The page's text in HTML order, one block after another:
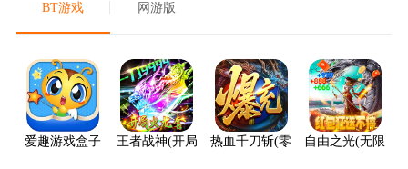
BT游戏 网游版
爱趣游戏盒子 王者战神(开局火龙套)热血千刀斩(零氪送赞爆充)
自由之光(无限红